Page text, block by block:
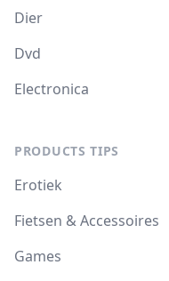
Dier
Dvd
Electronica
PRODUCTS TIPS
Erotiek
Fietsen & Accessoires
Games